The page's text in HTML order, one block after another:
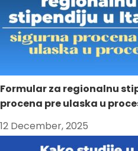
Formular za regionalnu
procena pre ulaska u
12 December, 2025